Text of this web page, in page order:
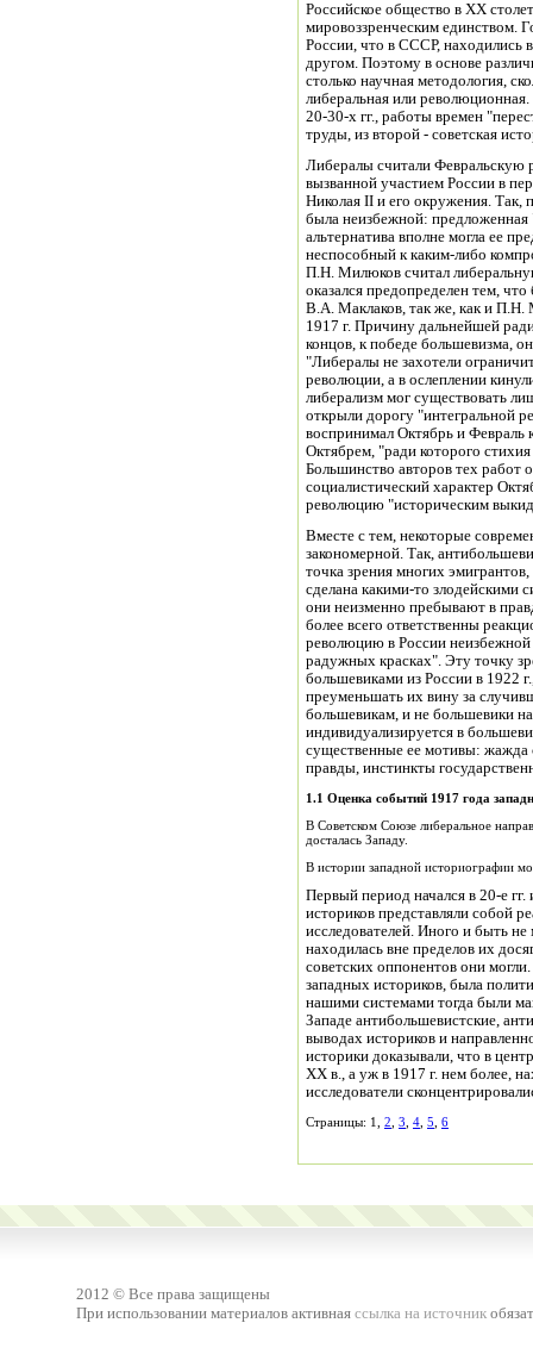
Российское общество в XX
мировоззренческим единством.
России, что в СССР, находились
другом. Поэтому в основе
столько научная методология,
либеральная или
20-30-х гг., работы времен
труды, из второй - советская
Либералы считали Февральскую
вызванной участием России в
Николая II и его окружения.
была неизбежной:
альтернатива вполне могла ее
неспособный к каким-либо
П.Н. Милюков считал
оказался предопределен тем,
В.А. Маклаков, так же, как и П.Н.
1917 г. Причину дальнейшей
концов, к победе большевизма,
"Либералы не захотели
революции, а в ослеплении
либерализм мог существовать
открыли дорогу "интегральной
воспринимал Октябрь и Февраль
Октябрем, "ради которого
Большинство авторов тех работ
социалистический характер
революцию "историческим
Вместе с тем, некоторые
закономерной. Так,
точка зрения многих
сделана какими-то злодейскими
они неизменно пребывают в
более всего ответственны
революцию в России неизбежной
радужных красках". Эту точку
большевиками из России в 1922
преуменьшать их вину за
большевикам, и не большевики
индивидуализируется в
существенные ее мотивы: жажда
правды, инстинкты
1.1 Оценка событий 1917 года
В Советском Союзе либеральное
досталась Западу.
В истории западной историографии
Первый период начался в 20-е
историков представляли собой
исследователей. Иного и быть не
находилась вне пределов их
советских оппонентов они
западных историков, была
нашими системами тогда были
Западе антибольшевистские,
выводах историков и
историки доказывали, что в
ХХ в., а уж в 1917 г. нем более,
исследователи
Страницы: 1, 2 3 4 5 6
2012 © Все права защищены
При использовании материалов активная ссылка на источник